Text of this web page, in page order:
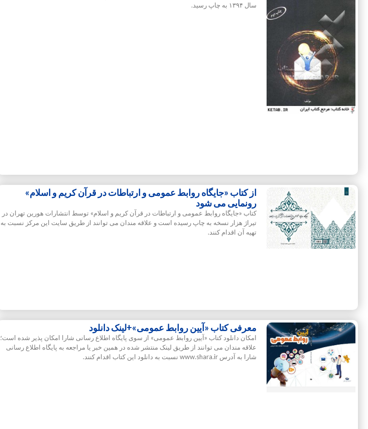
سال ۱۳۹۴ به چاپ رسید.
از کتاب «جایگاه روابط عمومی و ارتباطات در قرآن کریم و اسلام»
رونمایی می شود
کتاب «جایگاه روابط عمومی و ارتباطات در قرآن کریم و اسلام» توسط انتشارات هورین تهران در
تیراژ هزار نسخه به چاپ رسیده است و علاقه مندان می توانند از طریق سایت این مرکز نسبت به
تهیه آن اقدام کنند.
معرفی کتاب «آیین روابط عمومی»+لینک دانلود
امکان دانلود کتاب «آیین روابط عمومی» از سوی پایگاه اطلاع رسانی شارا امکان پذیر شده است؛
علاقه مندان می توانند از طریق لینک منتشر شده در همین خبر یا مراجعه به پایگاه اطلاع رسانی
شارا به آدرس www.shara.ir نسبت به دانلود این کتاب اقدام کنند.